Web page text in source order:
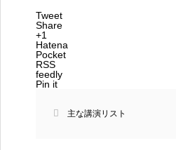
Tweet
Share
+1
Hatena
Pocket
RSS
feedly
Pin it
主な講演リスト